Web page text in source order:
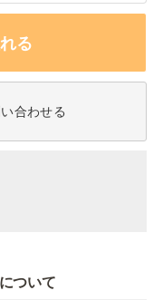
る
合わせる
ついて